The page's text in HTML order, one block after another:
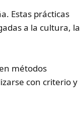
Estas prácticas
a la cultura, la
métodos
con criterio y